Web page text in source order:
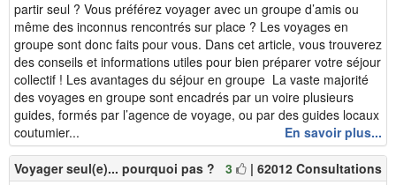
partir seul ? Vous préférez voyager avec un groupe d’amis ou
même des inconnus rencontrés sur place ? Les voyages en
groupe sont donc faits pour vous. Dans cet article, vous trouverez
des conseils et informations utiles pour bien préparer votre séjour
collectif ! Les avantages du séjour en groupe La vaste majorité
des voyages en groupe sont encadrés par un voire plusieurs
guides, formés par l’agence de voyage, ou par des guides locaux
coutumier...
En savoir plus...
Voyager seul(e)... pourquoi pas ? 3 | 62012 Consultations